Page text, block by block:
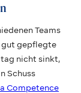
Teams
gut gepflegte
nicht sinkt,
Schuss
Competence